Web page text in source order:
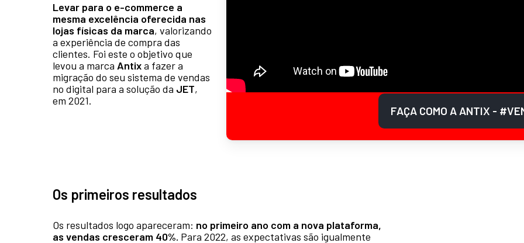
Levar para o e-commerce a
mesma excelência oferecida nas
lojas físicas da marca, valorizando
a experiência de compra das
clientes. Foi este o objetivo que
levou a marca Antixa fazer a
migração do seu sistema de vendas
no digital para a solução da JET,
em 2021.
FAÇA COMO A ANTIX -
Os primeiros resultados
Os resultados logo apareceram: no primeiro ano com a nova plataforma,
as vendas cresceram 40%. Para 2022, as expectativas são igualmente